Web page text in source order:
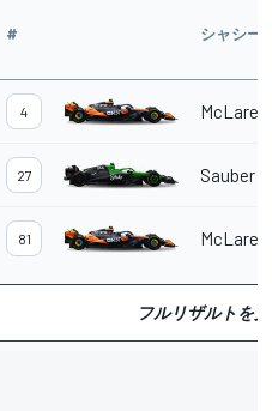
# シャシー
4 McLaren
27 Sauber
81 McLaren
フルリザルトを